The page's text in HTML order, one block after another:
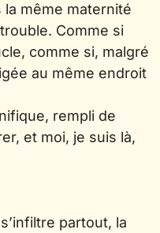
la même maternité
Comme si
comme si, malgré
au même endroit
rempli de
et moi, je suis là,
partout, la